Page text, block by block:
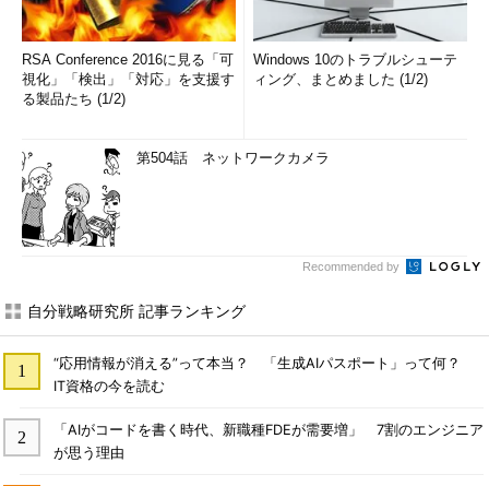
RSA Conference 2016に見る「可
視化」「検出」「対応」を支援す
る製品たち (1/2)
Windows 10のトラブルシューテ
ィング、まとめました (1/2)
第504話 ネットワークカメラ
Recommended by
自分戦略研究所 記事ランキング
“応用情報が消える”って本当？ 「生成AIパスポート」って何？
IT資格の今を読む
「AIがコードを書く時代、新職種FDEが需要増」 7割のエンジニア
が思う理由